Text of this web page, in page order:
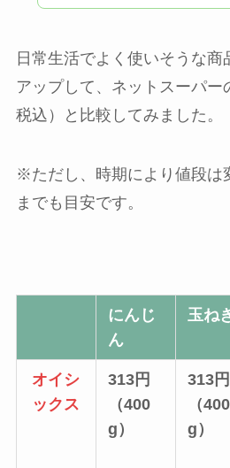
日常生活でよく使いそうな商
アップして、ネットスーパー
税込）と比較してみました。
※ただし、時期により値段は
までも目安です。
にんじ
ん
玉ね
オイシ
ックス
313円
（400
g）
313円
（400
g）